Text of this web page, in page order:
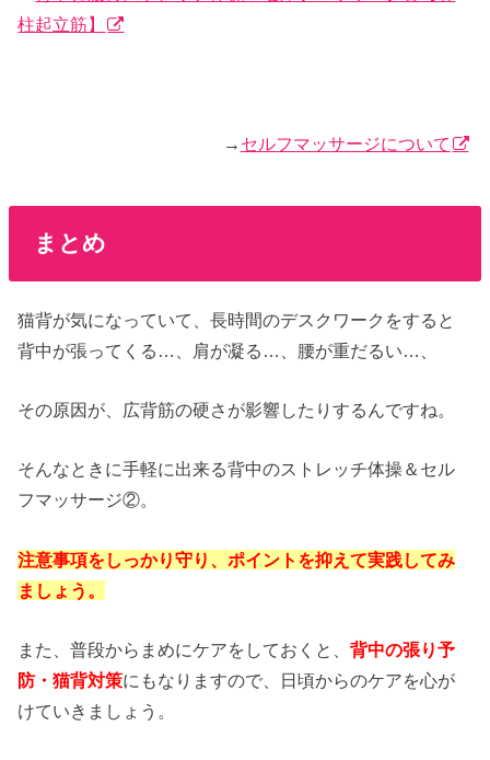
柱起立筋】
→ セルフマッサージについて
まとめ
猫背が気になっていて、長時間のデスクワークをすると
背中が張ってくる…、肩が凝る…、腰が重だるい…、
その原因が、広背筋の硬さが影響したりするんですね。
そんなときに手軽に出来る背中のストレッチ体操＆セル
フマッサージ②。
注意事項をしっかり守り、ポイントを抑えて実践してみ
ましょう。
また、普段からまめにケアをしておくと、背中の張り予
防・猫背対策にもなりますので、日頃からのケアを心が
けていきましょう。